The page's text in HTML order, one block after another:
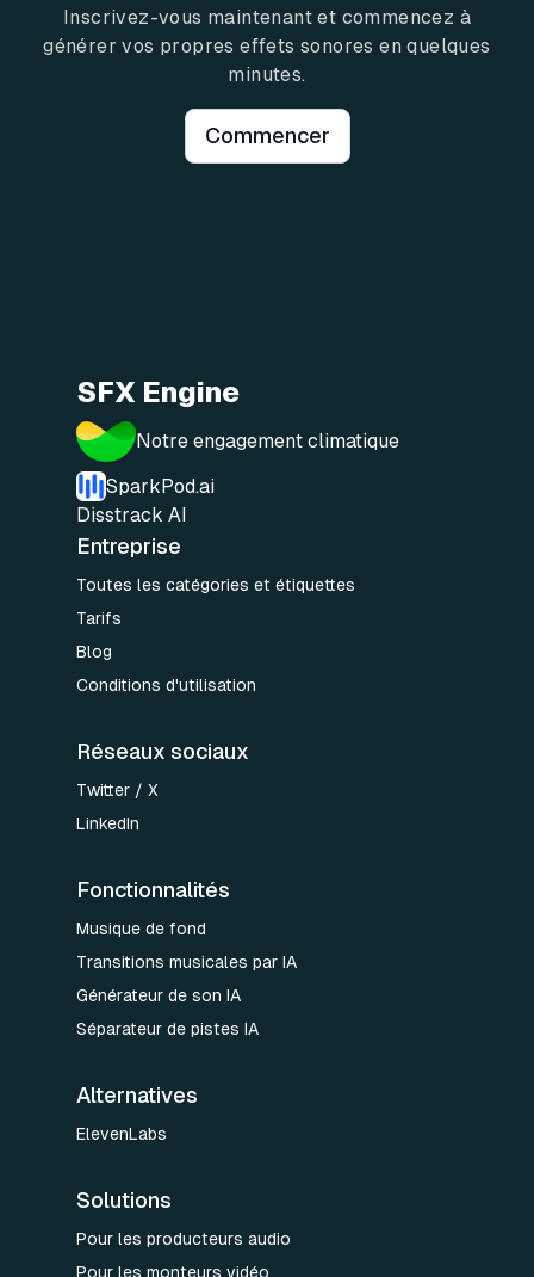
Inscrivez-vous maintenant et commencez à
générer vos propres effets sonores en quelques
minutes.
Commencer
SFX Engine
Notre engagement climatique
SparkPod.ai
Disstrack AI
Entreprise
Toutes les catégories et étiquettes
Tarifs
Blog
Conditions d'utilisation
Réseaux sociaux
Twitter / X
LinkedIn
Fonctionnalités
Musique de fond
Transitions musicales par IA
Générateur de son IA
Séparateur de pistes IA
Alternatives
ElevenLabs
Solutions
Pour les producteurs audio
Pour les monteurs vidéo